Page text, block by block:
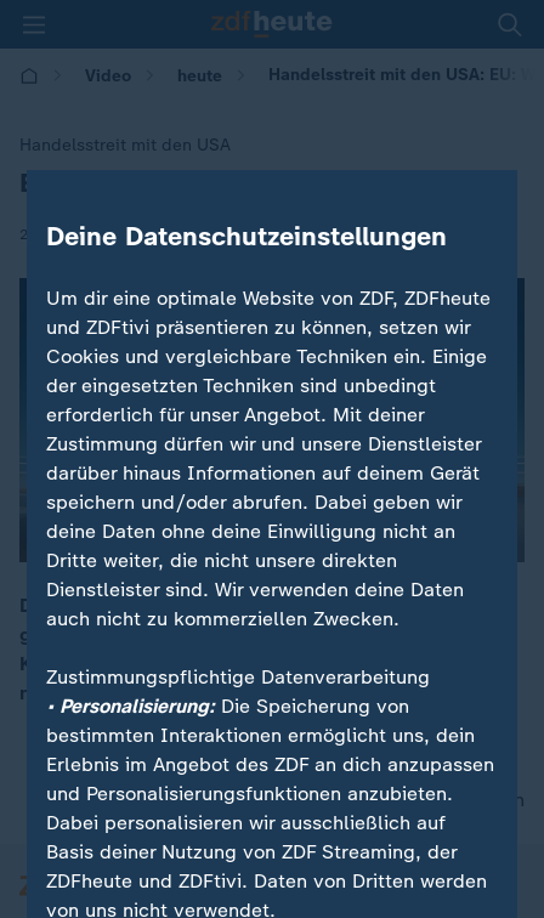
Video heute Handelsstreit mit den USA: EU:
Handelsstreit mit den USA
:EU: Wenig Hoffnung auf Zoll-Ausnahme
22.05.2018 | 15:16
00:04
Die EU-Handelskommissarin Malmström hat vor
großen Erwartungen an das europäische
Kompromissangebot im Zollstreit gewarnt. Sie glaubt
nicht an eine Verlängerung der Ausnahmeregelung.
nach oben
Deine Datenschutzeinstellungen
Um dir eine optimale Website von ZDF, ZDFheute
und ZDFtivi präsentieren zu können, setzen wir
Cookies und vergleichbare Techniken ein. Einige
der eingesetzten Techniken sind unbedingt
erforderlich für unser Angebot. Mit deiner
Zustimmung dürfen wir und unsere Dienstleister
darüber hinaus Informationen auf deinem Gerät
speichern und/oder abrufen. Dabei geben wir
deine Daten ohne deine Einwilligung nicht an
Dritte weiter, die nicht unsere direkten
Dienstleister sind. Wir verwenden deine Daten
auch nicht zu kommerziellen Zwecken.
Zustimmungspflichtige Datenverarbeitung
• Personalisierung:Die Speicherung von
bestimmten Interaktionen ermöglicht uns, dein
Erlebnis im Angebot des ZDF an dich anzupassen
und Personalisierungsfunktionen anzubieten.
Dabei personalisieren wir ausschließlich auf
Basis deiner Nutzung von ZDF Streaming, der
ZDFheute und ZDFtivi. Daten von Dritten werden
von uns nicht verwendet.